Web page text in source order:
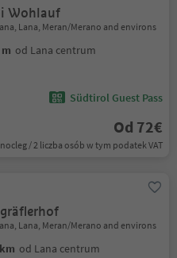
Wohlauf
Lana, Meran/Merano and environs
od Lana centrum
Südtirol Guest Pass
Od 72€
/ 2 liczba osób w tym podatek VAT
Lana, Meran/Merano and environs
od Lana centrum